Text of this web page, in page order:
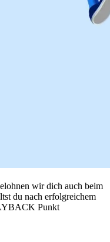
wir dich auch beim
du nach erfolgreichem
Punkt